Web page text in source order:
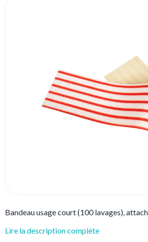
Bandeau usage court (100 lavages),
Lire la description complète